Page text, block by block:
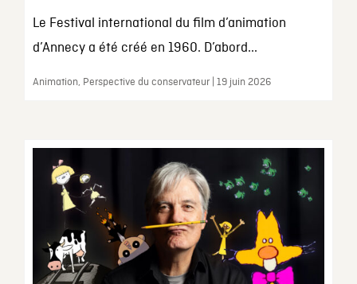
Le Festival international du film d’animation
d’Annecy a été créé en 1960. D’abord...
Animation, Perspective du conservateur | 19 juin 2026